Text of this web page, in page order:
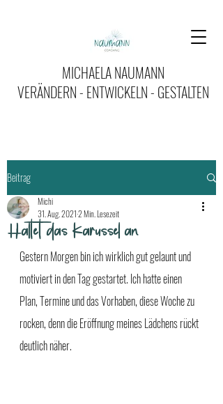
MICHAELA NAUMANN
VERÄNDERN - ENTWICKELN - GESTALTEN
Beitrag
Haltet das Karussel an
Michi
31. Aug. 20212 Min. Lesezeit
Gestern Morgen bin ich wirklich gut gelaunt und
motiviert in den Tag gestartet. Ich hatte einen
Plan, Termine und das Vorhaben, diese Woche zu
rocken, denn die Eröffnung meines Lädchens rückt
deutlich näher.